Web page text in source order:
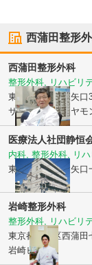
西蒲田整形
西蒲田整形外科
整形外科, リハビリ
東京都大田区東矢口
サンロードダイヤモ
医療法人社団静恒
内科, 整形外科, リハ
東京都大田区東矢口
岩崎整形外科
整形外科, リハビリ
東京都大田区西蒲田
岩崎ビル1階